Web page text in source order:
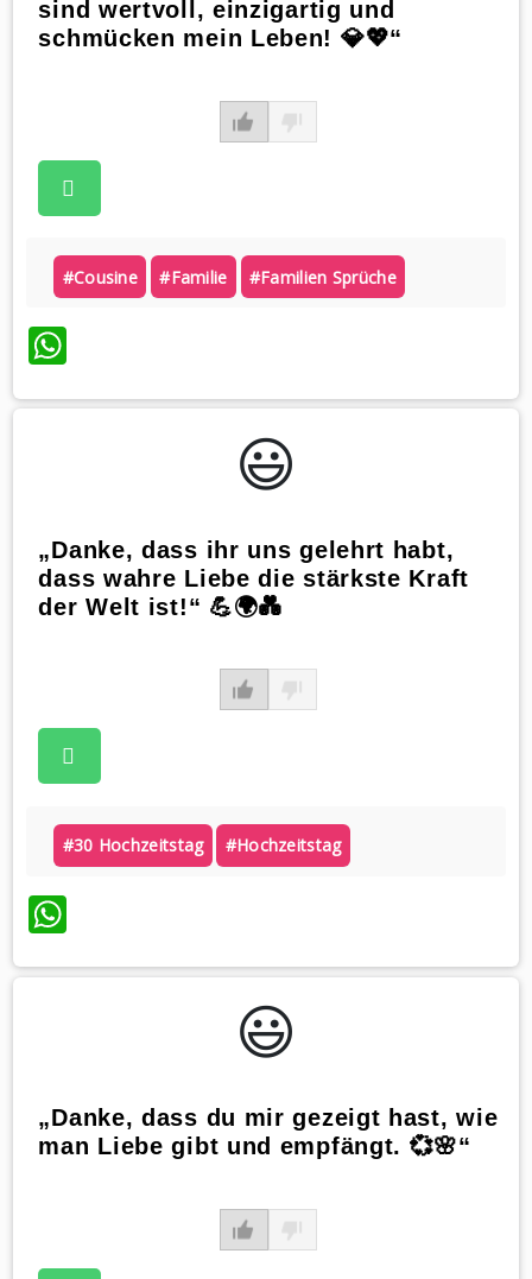
sind wertvoll, einzigartig und
schmücken mein Leben! 💎💖“
#cousine #familie #familien Sprüche
WhatsApp
😃️
„Danke, dass ihr uns gelehrt habt,
dass wahre Liebe die stärkste Kraft
der Welt ist!“ 💪🌍💑
#30 Hochzeitstag #hochzeitstag
WhatsApp
😃️
„Danke, dass du mir gezeigt hast, wie
man Liebe gibt und empfängt. 💞🌸“